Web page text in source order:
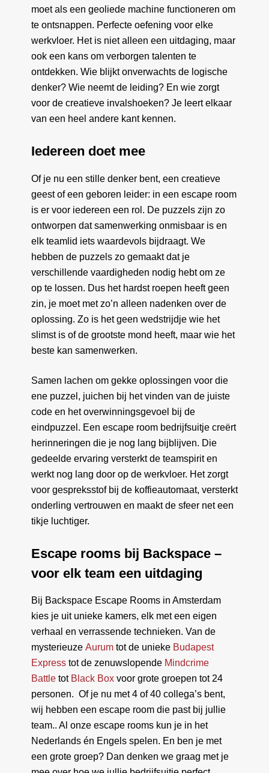
moet als een geoliede machine functioneren om
te ontsnappen. Perfecte oefening voor elke
werkvloer. Het is niet alleen een uitdaging, maar
ook een kans om verborgen talenten te
ontdekken. Wie blijkt onverwachts de logische
denker? Wie neemt de leiding? En wie zorgt
voor de creatieve invalshoeken? Je leert elkaar
van een heel andere kant kennen.
Iedereen doet mee
Of je nu een stille denker bent, een creatieve
geest of een geboren leider: in een escape room
is er voor iedereen een rol. De puzzels zijn zo
ontworpen dat samenwerking onmisbaar is en
elk teamlid iets waardevols bijdraagt. We
hebben de puzzels zo gemaakt dat je
verschillende vaardigheden nodig hebt om ze
op te lossen. Dus het hardst roepen heeft geen
zin, je moet met zo’n alleen nadenken over de
oplossing. Zo is het geen wedstrijdje wie het
slimst is of de grootste mond heeft, maar wie het
beste kan samenwerken.
Samen lachen om gekke oplossingen voor die
ene puzzel, juichen bij het vinden van de juiste
code en het overwinningsgevoel bij de
eindpuzzel. Een escape room bedrijfsuitje creërt
herinneringen die je nog lang bijblijven. Die
gedeelde ervaring versterkt de teamspirit en
werkt nog lang door op de werkvloer. Het zorgt
voor gespreksstof bij de koffieautomaat, versterkt
onderling vertrouwen en maakt de sfeer net een
tikje luchtiger.
Escape rooms bij Backspace –
voor elk team een uitdaging
Bij Backspace Escape Rooms in Amsterdam
kies je uit unieke kamers, elk met een eigen
verhaal en verrassende technieken. Van de
mysterieuze Aurumtot de unieke Budapest
Expresstot de zenuwslopende Mindcrime
Battletot Black Boxvoor grote groepen tot 24
personen. Of je nu met 4 of 40 collega’s bent,
wij hebben een escape room die past bij jullie
team.. Al onze escape rooms kun je in het
Nederlands én Engels spelen. En ben je met
een grote groep? Dan denken we graag met je